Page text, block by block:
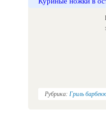
Рубрика: Гриль